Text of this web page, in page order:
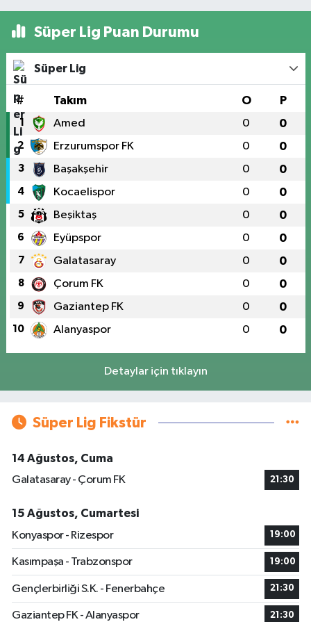
Süper Lig Puan Durumu
Süper Lig
# Takım O P
1 Amed 0 0
2 Erzurumspor FK 0 0
3 Başakşehir 0 0
4 Kocaelispor 0 0
5 Beşiktaş 0 0
6 Eyüpspor 0 0
7 Galatasaray 0 0
8 Çorum FK 0 0
9 Gaziantep FK 0 0
10 Alanyaspor 0 0
Detaylar için tıklayın
Süper Lig Fikstür
14 Ağustos, Cuma
Galatasaray - Çorum FK
21:30
15 Ağustos, Cumartesi
Konyaspor - Rizespor
19:00
Kasımpaşa - Trabzonspor 19:00
Gençlerbirliği S.K. - Fenerbahçe 21:30
Gaziantep FK - Alanyaspor 21:30